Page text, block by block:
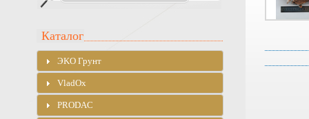
Каталог
ЭKO Грунт
VladOx
PRODAC